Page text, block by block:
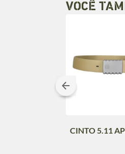
VOCÊ
CINTO 5.11